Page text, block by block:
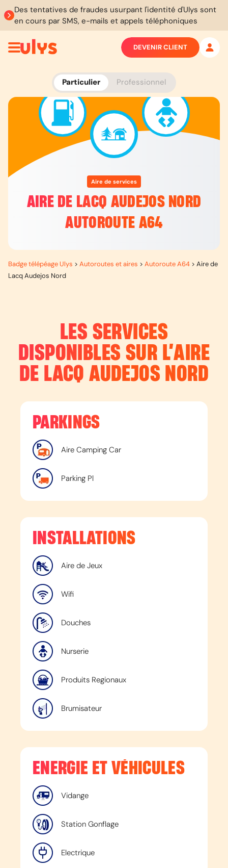
Des tentatives de fraudes usurpant l'identité d'Ulys sont
en cours par SMS, e-mails et appels téléphoniques
Particulier Professionnel
DEVENIR CLIENT
Aire de services
AIRE DE LACQ AUDEJOS NORD
AUTOROUTE A64
Badge télépéage Ulys > Autoroutes et aires > Autoroute A64 > Aire de
Lacq Audejos Nord
LES SERVICES
DISPONIBLES SUR L’AIRE
DE LACQ AUDEJOS NORD
PARKINGS
Aire Camping Car
Parking Pl
INSTALLATIONS
Aire de Jeux
Wifi
Douches
Nurserie
Produits Regionaux
Brumisateur
ENERGIE ET VÉHICULES
Vidange
Station Gonflage
Electrique